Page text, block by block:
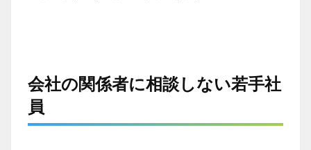
会社の関係者に相談しない若手社
員